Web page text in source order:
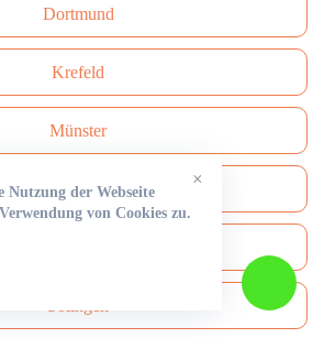
Dortmund
Krefeld
Münster
Rüdersdorf ×
Nutzung der Webseite
von Cookies zu.